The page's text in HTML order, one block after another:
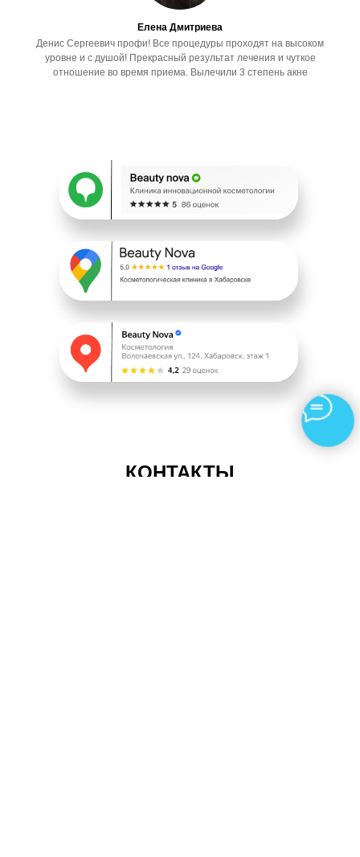
Елена Дмитриева
Денис Сергеевич профи! Все процедуры проходят на высоком
уровне и с душой! Прекрасный результат лечения и чуткое
отношение во время приема. Вылечили 3 степень акне
КОНТАКТЫ